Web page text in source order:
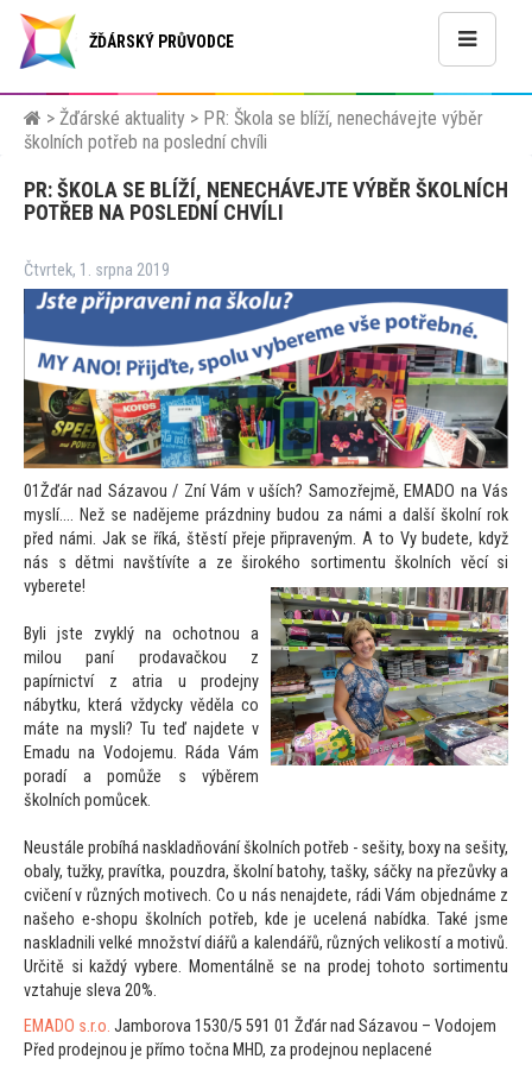
ŽĎÁRSKÝ PRŮVODCE
> Žďárské aktuality > PR: Škola se blíží, nenechávejte výběr
školních potřeb na poslední chvíli
PR: ŠKOLA SE BLÍŽÍ, NENECHÁVEJTE VÝBĚR ŠKOLNÍCH
POTŘEB NA POSLEDNÍ CHVÍLI
Čtvrtek, 1. srpna 2019
01Žďár nad Sázavou / Zní Vám v uších? Samozřejmě, EMADO na Vás
myslí.... Než se nadějeme prázdniny budou za námi a další školní rok
před námi. Jak se říká, štěstí přeje připraveným. A to Vy budete, když
nás s dětmi navštívíte a ze širokého sortimentu školních věcí si
vyberete!
Byli jste zvyklý na ochotnou a
milou paní prodavačkou z
papírnictví z atria u prodejny
nábytku, která vždycky věděla co
máte na mysli? Tu teď najdete v
Emadu na Vodojemu. Ráda Vám
poradí a pomůže s výběrem
školních pomůcek.
Neustále probíhá naskladňování školních potřeb - sešity, boxy na sešity,
obaly, tužky, pravítka, pouzdra, školní batohy, tašky, sáčky na přezůvky a
cvičení v různých motivech. Co u nás nenajdete, rádi Vám objednáme z
našeho e-shopu školních potřeb, kde je ucelená nabídka. Také jsme
naskladnili velké množství diářů a kalendářů, různých velikostí a motivů.
Určitě si každý vybere. Momentálně se na prodejtohoto sortimentu
vztahuje sleva 20%.
EMADO s.r.o. Jamborova 1530/5 591 01 Žďár nad Sázavou – Vodojem
Před prodejnou je přímo točna MHD, za prodejnou neplacené